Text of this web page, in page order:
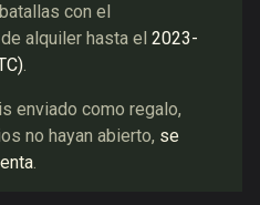
con el
alquiler hasta el 2023-
).
enviado como regalo,
no hayan abierto, se
.